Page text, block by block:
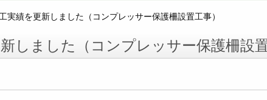
実績を更新しました（コンプレッサー保護柵設置工事）
しました（コンプレッサー保護柵設置